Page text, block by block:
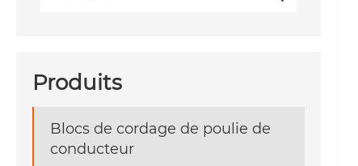
Produits
Blocs de cordage de poulie de
conducteur